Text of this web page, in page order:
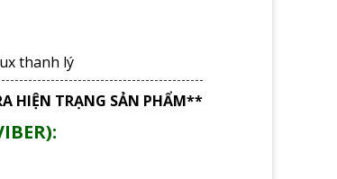
thanh lý
HIỆN TRẠNG SẢN PHẨM**